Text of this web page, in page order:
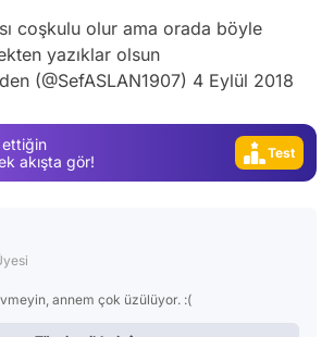
coşkulu olur ama orada böyle
yazıklar olsun
(@SefASLAN1907) 4 Eylül 2018
akışta gör!
Magazin
Test
annem çok üzülüyor. :(